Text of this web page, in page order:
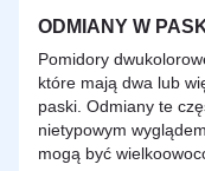
ODMIANY W
Pomidory
które mają dwa lub
paski. Odmiany te
nietypowym
mogą być